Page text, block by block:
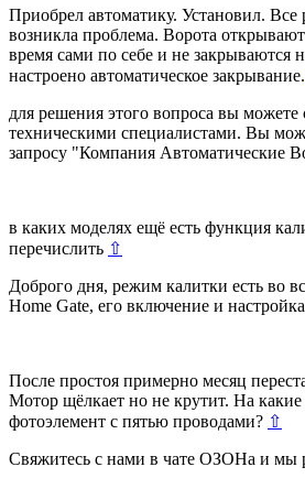
Приобрел автоматику. Установил. Все
возникла проблема. Ворота
время сами по себе и не закрываются
настроено автоматическое закрывание.
для решения этого вопроса вы можете
техническими специалистами. Вы
запросу "Компания Автоматические
в каких моделях ещё есть функция
перечислить ⇧
Доброго дня, режим калитки есть во
Home Gate, его включение и
После простоя примерно месяц
Мотор щёлкает но не крутит. На
фотоэлемент с пятью проводами? ⇧
Свяжитесь с нами в чате ОЗОНа и мы